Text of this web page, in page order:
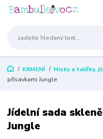
KRMENÍ Misky a talířky,
přísavkami Jungle
Jídelní sada
Jungle